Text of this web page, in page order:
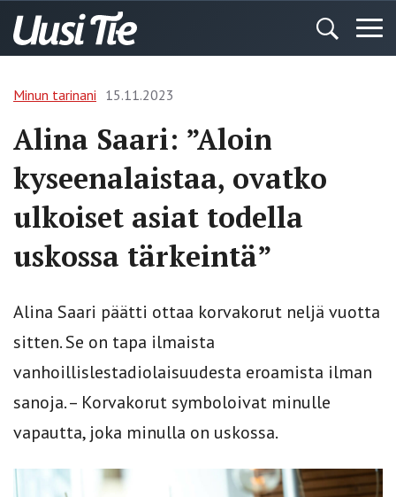
Minun tarinani 15.11.2023
Alina Saari: ”Aloin
kyseenalaistaa, ovatko
ulkoiset asiat todella
uskossa tärkeintä”
Alina Saari päätti ottaa korvakorut neljä vuotta
sitten. Se on tapa ilmaista
vanhoillislestadiolaisuudesta eroamista ilman
sanoja. – Korvakorut symboloivat minulle
vapautta, joka minulla on uskossa.